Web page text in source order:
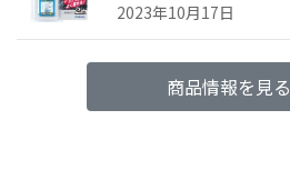
2023年10月17日
商品情報を見る